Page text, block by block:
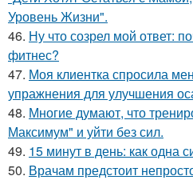
Уровень Жизни".
46. Ну что созрел мой ответ:
фитнес?
47. Моя клиентка спросила
упражнения для улучшения
48. Многие думают, что
Максимум" и уйти без сил.
49. 15 минут в день: как одна
50. Врачам предстоит